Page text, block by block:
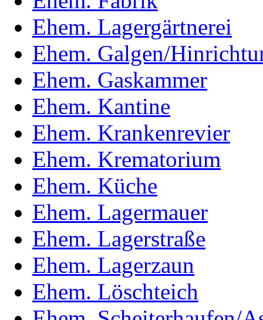
Ehem. Lagergärtnerei
Ehem. Galgen/
Ehem. Gaskammer
Ehem. Kantine
Ehem. Krankenrevier
Ehem. Krematorium
Ehem. Küche
Ehem. Lagermauer
Ehem. Lagerstraße
Ehem. Lagerzaun
Ehem. Löschteich